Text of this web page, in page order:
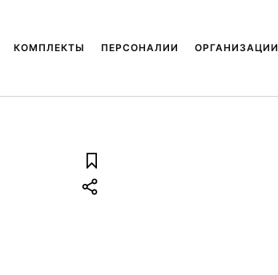
КОМПЛЕКТЫ ПЕРСОНАЛИИ ОРГАНИЗАЦИИ